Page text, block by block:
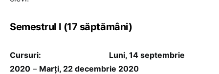
Semestrul I (17 săptămâni)
Cursuri:
Luni, 14 septembrie
2020 – Marți, 22 decembrie 2020